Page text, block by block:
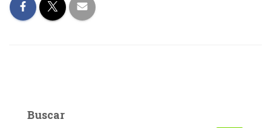
Buscar